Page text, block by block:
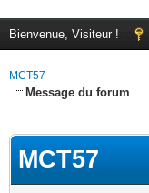
Bienvenue, Visiteur !
MCT57
Message du forum
MCT57